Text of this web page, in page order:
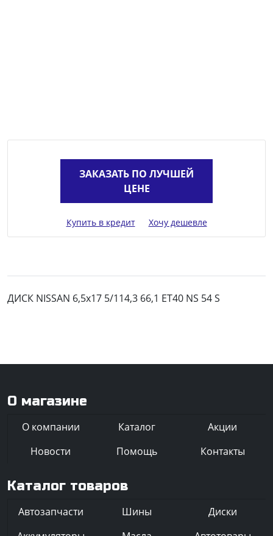
ЗАКАЗАТЬ ПО ЛУЧШЕЙ
ЦЕНЕ
Купить в кредит Хочу дешевле
ДИСК NISSAN 6,5x17 5/114,3 66,1 ET40 NS 54 S
О магазине
О компании Каталог
Акции
Новости
Помощь Контакты
Каталог товаров
Автозапчасти Шины
Диски